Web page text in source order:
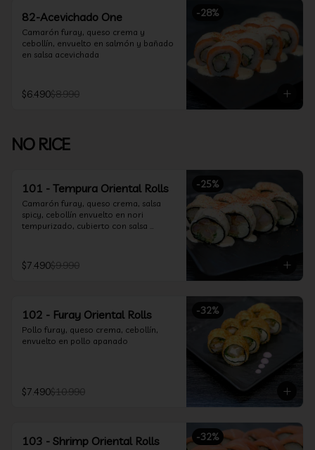
-28%
82-Acevichado One
Camarón furay, queso crema y
cebollín, envuelto en salmón y bañado
en salsa acevichada
$6.490$8.990
NO RICE
-25%
101 - Tempura Oriental Rolls
Camarón furay, queso crema, salsa
spicy, cebollín envuelto en nori
tempurizado, cubierto con salsa
$7.490$9.990
-32%
102 - Furay Oriental Rolls
Pollo furay, queso crema, cebollín,
envuelto en pollo apanado
$7.490$10.990
-32%
103 - Shrimp Oriental Rolls